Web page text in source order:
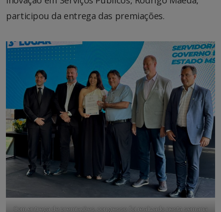
participou da entrega das premiações.
Com entrega de premiações, congresso foi realizado nesta semana